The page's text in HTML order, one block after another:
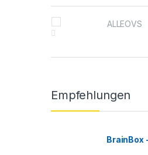
Brands Carousel
Empfehlungen
BrainBox